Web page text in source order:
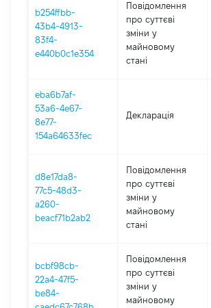
b254ffbb-
43b4-4913-
83f4-
e440b0c1e354
Повідомлення
про суттєві
зміни y
майновому
стані
eba6b7af-
53a6-4e67-
8e77-
154a64633fec
Декларація
d8e17da8-
77c5-48d3-
a260-
beacf71b2ab2
Повідомлення
про суттєві
зміни y
майновому
стані
bcbf98cb-
22a4-47f5-
be84-
Повідомлення
про суттєві
зміни y
майновому